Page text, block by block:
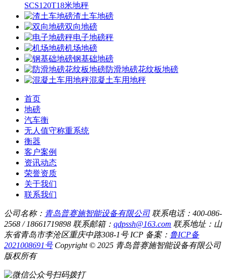
SCS120T18米地秤
渣土车地磅
双向地磅
电子地磅秤
机场地磅
钢基础地磅
防滑地磅花纹板地磅
混凝土车用地秤
首页
地磅
汽车衡
无人值守称重系统
衡器
客户案例
资讯动态
荣誉资质
关于我们
联系我们
公司名称： 青岛普赛施智能设备有限公司 联系电话：400-086-
2568 / 18661719898 联系邮箱： qdpssh@163.com 联系地址：山
东省青岛市李沧区重庆中路308-1号 ICP 备案： 鲁ICP备
2021008691号 Copyright © 2025 青岛普赛施智能设备有限公司
版权所有
扫码拨打